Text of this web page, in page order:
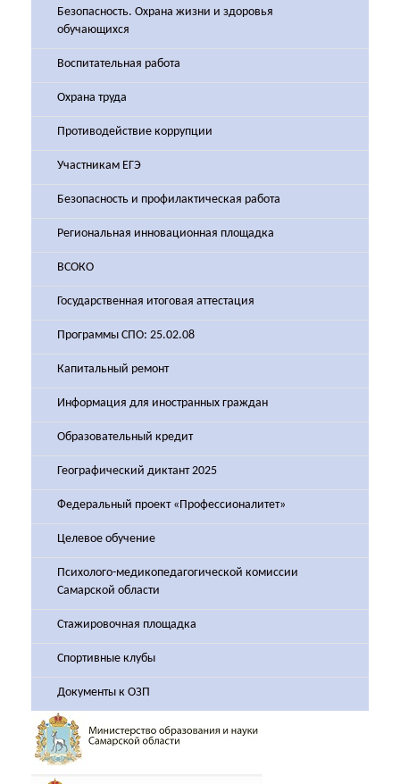
Безопасность. Охрана жизни и здоровья
обучающихся
Воспитательная работа
Охрана труда
Противодействие коррупции
Участникам ЕГЭ
Безопасность и профилактическая работа
Региональная инновационная площадка
ВСОКО
Государственная итоговая аттестация
Программы СПО: 25.02.08
Капитальный ремонт
Информация для иностранных граждан
Образовательный кредит
Географический диктант 2025
Федеральный проект «Профессионалитет»
Целевое обучение
Психолого-медикопедагогической комиссии
Самарской области
Стажировочная площадка
Спортивные клубы
Документы к ОЗП